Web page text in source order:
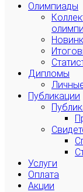
Олимпиады
Дипломы
Публикации
Услуги
Оплата
Акции